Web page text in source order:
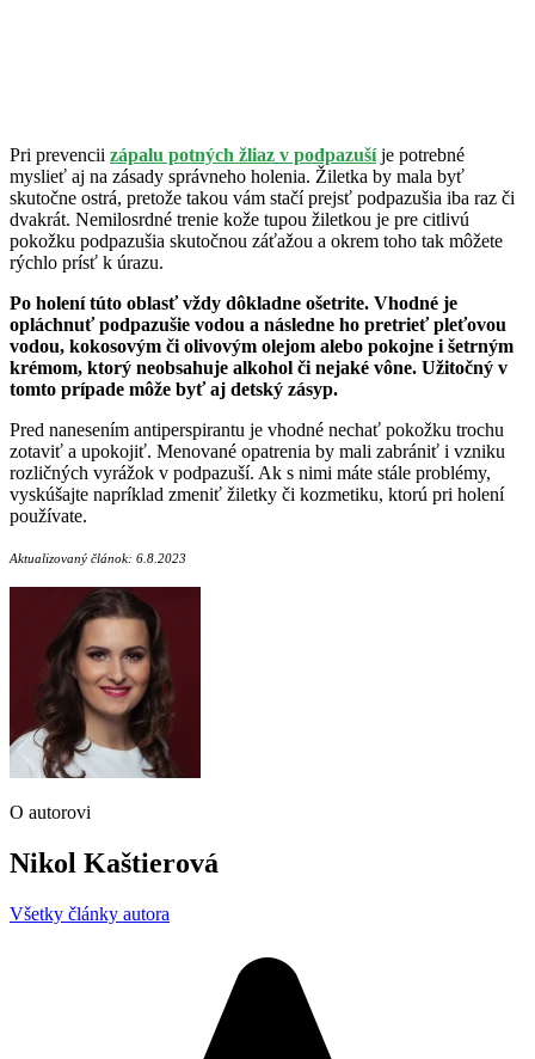
Pri prevencii zápalu potných žliaz v podpazušíje potrebné
myslieť aj na zásady správneho holenia. Žiletka by mala byť
skutočne ostrá, pretože takou vám stačí prejsť podpazušia iba raz či
dvakrát. Nemilosrdné trenie kože tupou žiletkou je pre citlivú
pokožku podpazušia skutočnou záťažou a okrem toho tak môžete
rýchlo prísť k úrazu.
Po holení túto oblasť vždy dôkladne ošetrite. Vhodné je
opláchnuť podpazušie vodou a následne ho pretrieť pleťovou
vodou, kokosovým či olivovým olejom alebo pokojne i šetrným
krémom, ktorý neobsahuje alkohol či nejaké vône. Užitočný v
tomto prípade môže byť aj detský zásyp.
Pred nanesením antiperspirantu je vhodné nechať pokožku trochu
zotaviť a upokojiť. Menované opatrenia by mali zabrániť i vzniku
rozličných vyrážok v podpazuší. Ak s nimi máte stále problémy,
vyskúšajte napríklad zmeniť žiletky či kozmetiku, ktorú pri holení
používate.
Aktualizovaný článok: 6.8.2023
O autorovi
Nikol Kaštierová
Všetky články autora